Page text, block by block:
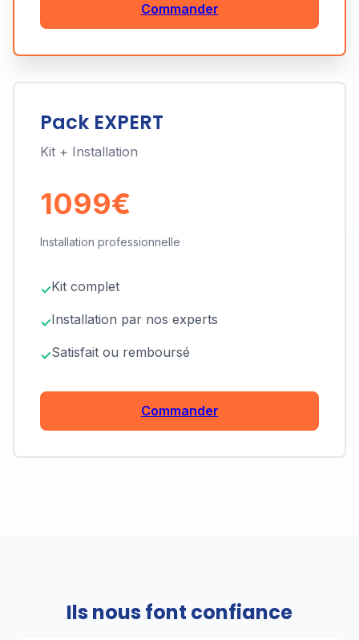
Commander
Pack EXPERT
Kit + Installation
1099€
Installation professionnelle
Kit complet
Installation par nos experts
Satisfait ou remboursé
Commander
Ils nous font confiance